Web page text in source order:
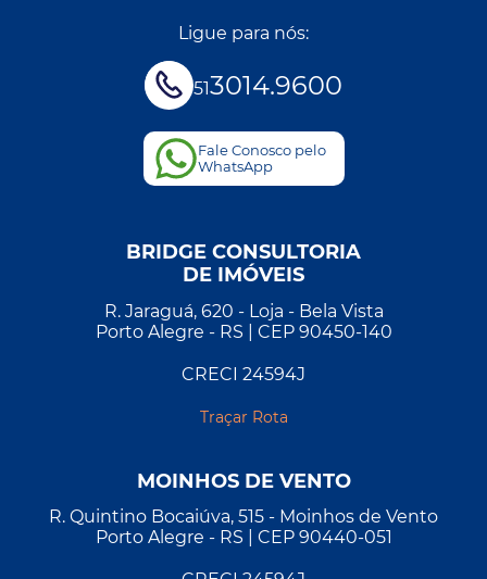
Ligue para nós:
513014.9600
Fale Conosco pelo
WhatsApp
BRIDGE CONSULTORIA
DE IMÓVEIS
R. Jaraguá, 620 - Loja - Bela Vista
Porto Alegre - RS | CEP 90450-140
CRECI 24594J
Traçar Rota
MOINHOS DE VENTO
R. Quintino Bocaiúva, 515 - Moinhos de Vento
Porto Alegre - RS | CEP 90440-051